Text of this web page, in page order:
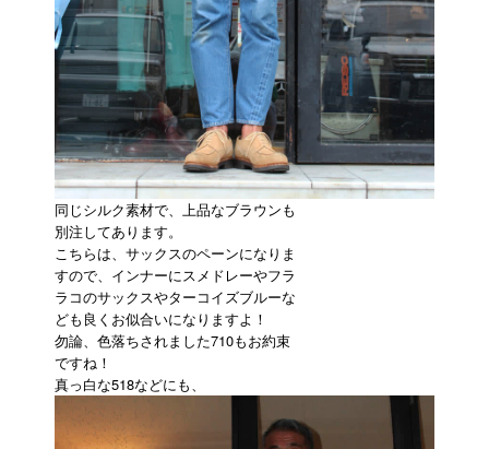
同じシルク素材で、上品なブラウンも
別注してあります。
こちらは、サックスのペーンになりま
すので、インナーにスメドレーやフラ
ラコのサックスやターコイズブルーな
ども良くお似合いになりますよ！
勿論、色落ちされました710もお約束
ですね！
真っ白な518などにも、